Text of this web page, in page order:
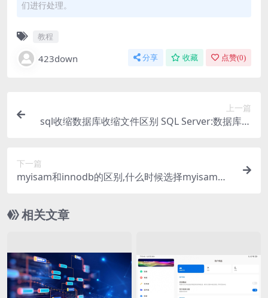
们进行处理。
教程
423down 分享 收藏 点赞(0)
上一篇
sql收缩数据库收缩文件区别 SQL Server:数据库收
下一篇
myisam和innodb的区别,什么时候选择myisam？
相关文章